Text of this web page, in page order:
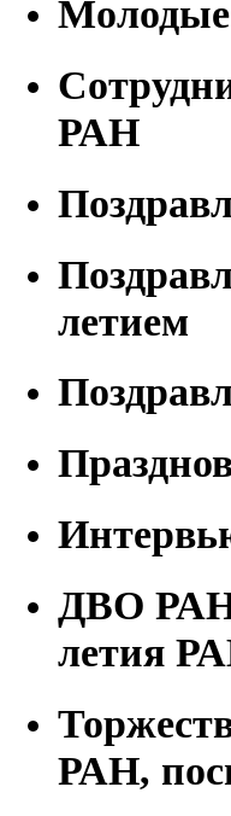
РАН
летием
ДВО РАН
летия
РАН,